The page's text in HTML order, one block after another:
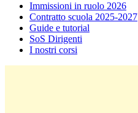
Immissioni in ruolo 2026
Contratto scuola 2025-2027
Guide e tutorial
SoS Dirigenti
I nostri corsi